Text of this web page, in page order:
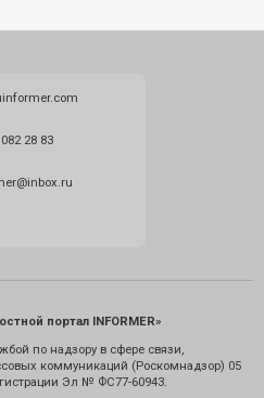
28 83
портал INFORMER»
по надзору в сфере связи,
коммуникаций (Роскомнадзор) 05
Эл № ФС77-60943.